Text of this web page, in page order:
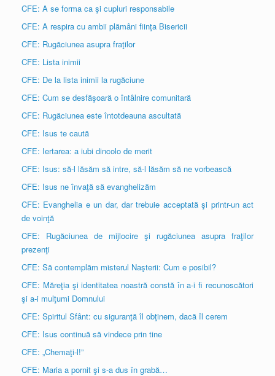
CFE: A se forma ca şi cupluri responsabile
CFE: A respira cu ambii plămâni fiinţa Bisericii
CFE: Rugăciunea asupra fraţilor
CFE: Lista inimii
CFE: De la lista inimii la rugăciune
CFE: Cum se desfăşoară o întâlnire comunitară
CFE: Rugăciunea este întotdeauna ascultată
CFE: Isus te caută
CFE: Iertarea: a iubi dincolo de merit
CFE: Isus: să-l lăsăm să intre, să-l lăsăm să ne vorbească
CFE: Isus ne învaţă să evanghelizăm
CFE: Evanghelia e un dar, dar trebuie acceptată şi printr-un act
de voinţă
CFE: Rugăciunea de mijlocire şi rugăciunea asupra fraţilor
prezenţi
CFE: Să contemplăm misterul Naşterii: Cum e posibil?
CFE: Măreţia şi identitatea noastră constă în a-i fi recunoscători
şi a-i mulţumi Domnului
CFE: Spiritul Sfânt: cu siguranţă îl obţinem, dacă îl cerem
CFE: Isus continuă să vindece prin tine
CFE: „Chemaţi-l!”
CFE: Maria a pornit şi s-a dus în grabă…